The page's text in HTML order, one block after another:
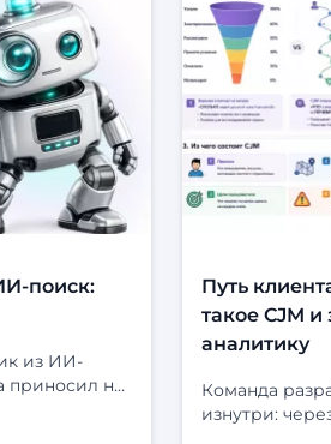
поиск:
из ИИ-
приносил на
приходящие
Путь
такое CJM
аналитику
Команда
изнутри: